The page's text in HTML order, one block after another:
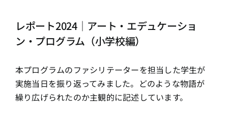
EXHIBITION
ARCHIVE
レポート2024｜アート・エデュケーショ
ン・プログラム（小学校編）
本プログラムのファシリテーターを担当した学生が
実施当日を振り返ってみました。どのような物語が
繰り広げられたのか主観的に記述しています。